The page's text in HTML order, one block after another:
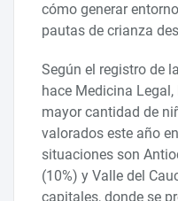
cómo generar
pautas de crianza
Según el registro de
hace Medicina
mayor cantidad de
valorados este año
situaciones son
(10%) y Valle del
capitales, donde se